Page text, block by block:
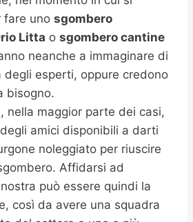
fare uno sgombero
Litta o sgombero cantine
neanche a immaginare di
degli esperti, oppure credono
bisogno.
nella maggior parte dei casi,
amici disponibili a darti
noleggiato per riuscire
Affidarsi ad
può essere quindi la
così da avere una squadra